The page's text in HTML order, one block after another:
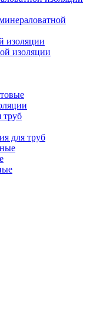
изоляции
изоляции
труб
для труб